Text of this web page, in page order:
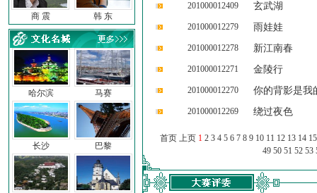
商 震 韩 东
哈尔滨
长沙
马赛
巴黎
201000012409 玄武湖
201000012279 雨娃娃
201000012278 新江南春
201000012271 金陵行
201000012270 你的背影是我
201000012269 绕过夜色
首页 上页 1 2 3 4 5 6 7 8 9 10 11 12 13 14 15
49 50 51 52 53